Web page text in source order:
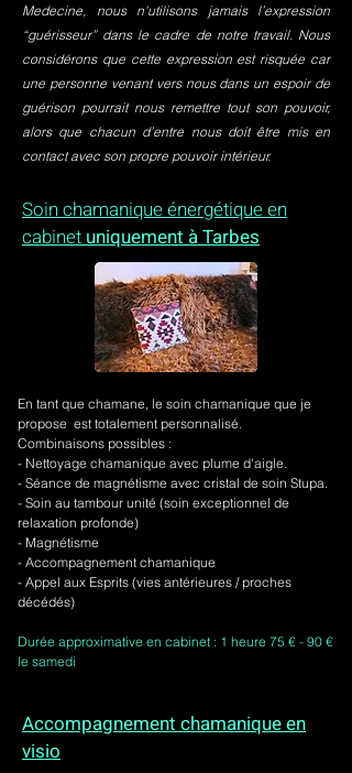
Medecine, nous n'utilisons jamais l’expression
“guérisseur” dans le cadre de notre travail. Nous
considérons que cette expression est risquée car
une personne venant vers nous dans un espoir de
guérison pourrait nous remettre tout son pouvoir,
alors que chacun d’entre nous doit être mis en
contact avec son propre pouvoir intérieur.
Soin chamanique énergétique en
cabinet uniquement à Tarbes
En tant que chamane, le soin chamanique que je
propose est totalement personnalisé.
Combinaisons possibles :
- Nettoyage chamanique avec plume d'aigle.
- Séance de magnétisme avec cristal de soin Stupa.
- Soin au tambour unité (soin exceptionnel de
relaxation profonde)
- Magnétisme
- Accompagnement chamanique
- Appel aux Esprits (vies antérieures / proches
décédés)
Durée approximative en cabinet : 1 heure 75 € - 90 €
le samedi
Accompagnement chamanique en
visio